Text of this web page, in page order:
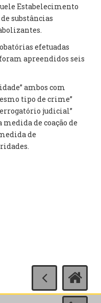
Estabelecimento
substâncias
efetuadas
apreendidos seis
ambos com
tipo de crime”
judicial”
de coação de
de